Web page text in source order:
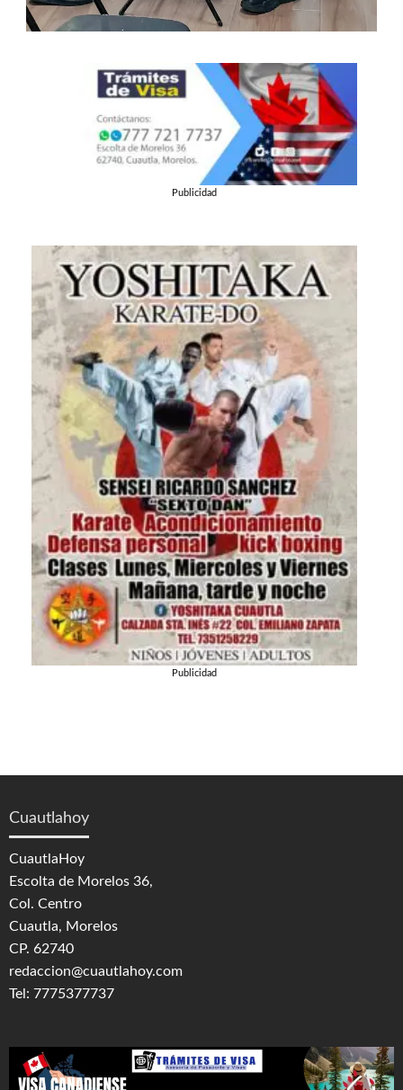
Publicidad
Publicidad
Cuautlahoy
CuautlaHoy
Escolta de Morelos 36,
Col. Centro
Cuautla, Morelos
CP. 62740
redaccion@cuautlahoy.com
Tel: 7775377737